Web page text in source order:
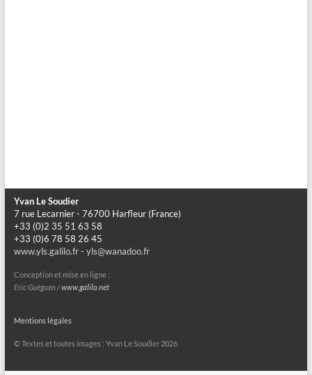
Yvan Le Soudier
7 rue Lecarnier - 76700 Harfleur (France)
+33 (0)2 35 51 63 58
+33 (0)6 78 58 26 45
www.yls.galilo.fr- yls@wanadoo.fr
Conception et mise en ligne :
Eric Guéguen /www.galilo.net
Mentions légales
© Textes et toutes images : Yvan Le Soudier 2026